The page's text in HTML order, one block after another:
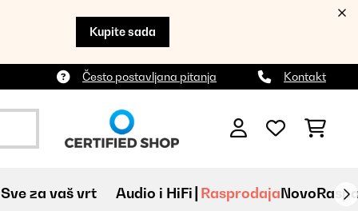
Kupite sada
Često postavljana pitanja Kontakt
Sve za vaš vrt Audio i HiFi RasprodajaNovo